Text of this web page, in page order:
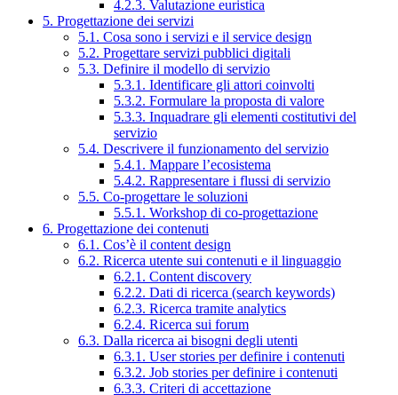
4.2.3. Valutazione euristica
5. Progettazione dei servizi
5.1. Cosa sono i servizi e il service design
5.2. Progettare servizi pubblici digitali
5.3. Definire il modello di servizio
5.3.1. Identificare gli attori coinvolti
5.3.2. Formulare la proposta di valore
5.3.3. Inquadrare gli elementi costitutivi del
servizio
5.4. Descrivere il funzionamento del servizio
5.4.1. Mappare l’ecosistema
5.4.2. Rappresentare i flussi di servizio
5.5. Co-progettare le soluzioni
5.5.1. Workshop di co-progettazione
6. Progettazione dei contenuti
6.1. Cos’è il content design
6.2. Ricerca utente sui contenuti e il linguaggio
6.2.1. Content discovery
6.2.2. Dati di ricerca (search keywords)
6.2.3. Ricerca tramite analytics
6.2.4. Ricerca sui forum
6.3. Dalla ricerca ai bisogni degli utenti
6.3.1. User stories per definire i contenuti
6.3.2. Job stories per definire i contenuti
6.3.3. Criteri di accettazione